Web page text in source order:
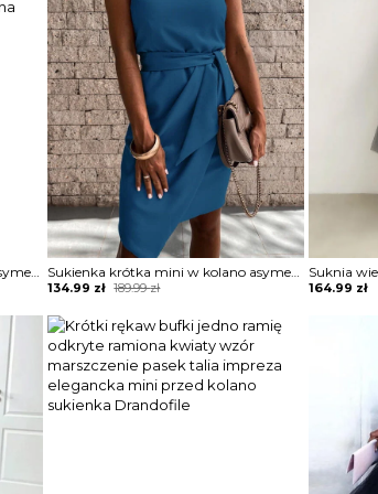
Sukienka krótka mini w kolano asymetryczny nieduży dekolt V na grubych ramiączkach marszczona ściągana w talii bez rękawów na jedno ramię Diamantoula Sukienka krótka mini w kolano asymetryczny nieduży dekolt V na grubych ramiączkach marszczona ściągana w talii bez rękawów na jedno ramię Diamantoula
189.99zł
Original
was:
189.99 zł.
134.99 zł
Current
is:
134.99 zł.
164.99 zł